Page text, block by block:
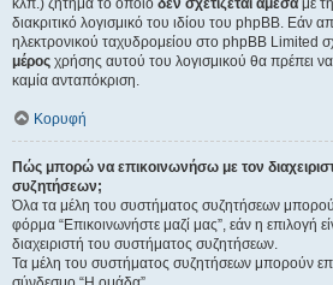
κλπ.) ζήτημα το οποίο δεν σχετίζεται άμεσα με
διακριτικό λογισμικό του ιδίου του phpBB. Εάν
ηλεκτρονικού ταχυδρομείου στο phpBB Limited
μέρος χρήσης αυτού του λογισμικού θα πρέπει να
καμία ανταπόκριση.
Κορυφή
Πώς μπορώ να επικοινωνήσω με τον
συζητήσεων;
Όλα τα μέλη του συστήματος συζητήσεων
φόρμα “Επικοινωνήστε μαζί μας”, εάν η επιλογή
διαχειριστή του συστήματος συζητήσεων.
Τα μέλη του συστήματος συζητήσεων μπορούν